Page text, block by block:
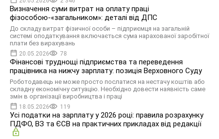
Визначення суми витрат на оплату праці
фізособою-«загальником»: деталі від ДПС
До складу витрат фізичної особи – підприємця на загальній
системі оподаткування включається сума нарахованої заробітної
плати без вирахувань
20.05.2026 78
Фінансові труднощі підприємства та переведення
працівника на нижчу зарплату: позиція Верховного Суду
Роботодавець не може просто послатися на нестачу коштів або
складну економічну ситуацію. Необхідно довести наявність саме
змін в організації виробництва і праці
18.05.2026 119
Усі податки на зарплату у 2026 році: правила розрахунку
ПДФО, ВЗ та ЄСВ на практичних прикладах від редакції